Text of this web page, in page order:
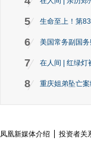
5 生命至上！第
6 美国常务副国
7 在人间 | 红绿灯
8 重庆姐弟坠亡
凤凰新媒体介绍 投资者关